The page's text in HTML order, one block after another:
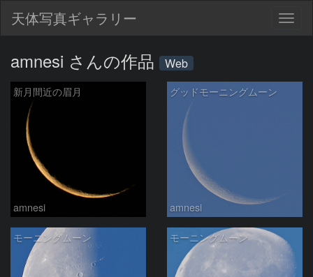
天体写真ギャラリー
amnesi さんの作品 Web
新月間近の眉月
amnesi
グッドモーニングムーン
amnesi
モーニングムーン モーニングムーン